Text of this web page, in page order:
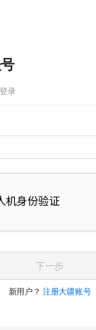
录
下一步
新用户？注册大疆账号